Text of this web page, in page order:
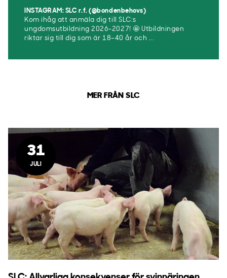
INSTAGRAM: SLC r.f. (@bondenbehovs)
Kom ihåg att anmäla dig till SLC:s
ungdomsutbildning 2026-2027! 🤩 Utbildningen
riktar sig till dig som är 18–40 år och ...
MER FRÅN SLC
31
JULI